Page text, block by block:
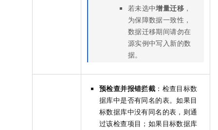
若未选中增量迁移 ，
为保障数据一致性，
数据迁移期间请勿在
源实例中写入新的数
据。
预检查并报错拦截 ：检查目标数
据库中是否有同名的表。如果目
标数据库中没有同名的表，则通
过该检查项目；如果目标数据库